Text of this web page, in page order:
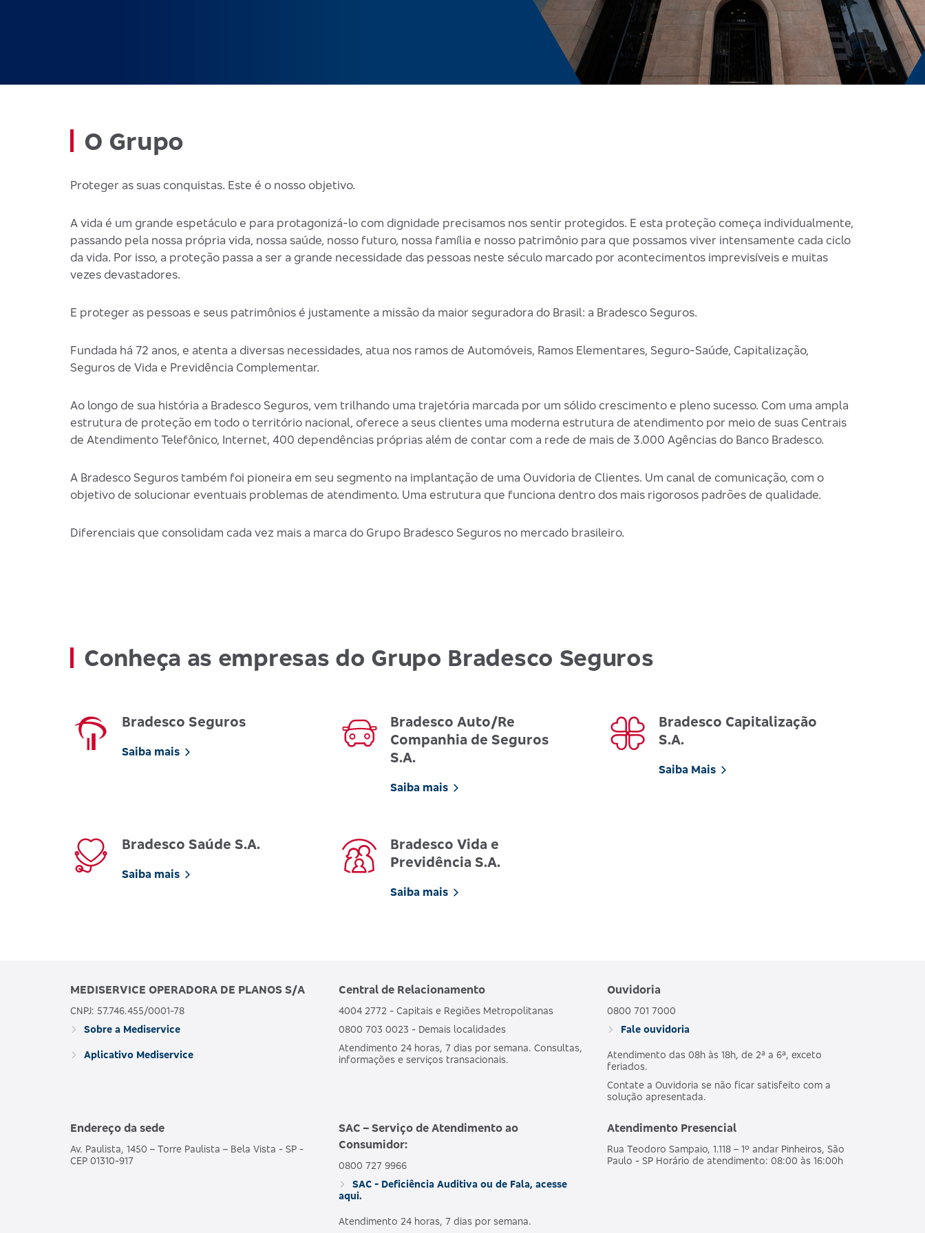
O Grupo
Proteger as suas conquistas. Este é o nosso objetivo.
A vida é um grande espetáculo e para protagonizá-lo com dignidade precisamos nos sentir protegidos. E esta proteção começa individualmente,
passando pela nossa própria vida, nossa saúde, nosso futuro, nossa família e nosso patrimônio para que possamos viver intensamente cada ciclo
da vida. Por isso, a proteção passa a ser a grande necessidade das pessoas neste século marcado por acontecimentos imprevisíveis e muitas
vezes devastadores.
E proteger as pessoas e seus patrimônios é justamente a missão da maior seguradora do Brasil: a Bradesco Seguros.
Fundada há 72 anos, e atenta a diversas necessidades, atua nos ramos de Automóveis, Ramos Elementares, Seguro-Saúde, Capitalização,
Seguros de Vida e Previdência Complementar.
Ao longo de sua história a Bradesco Seguros, vem trilhando uma trajetória marcada por um sólido crescimento e pleno sucesso. Com uma ampla
estrutura de proteção em todo o território nacional, oferece a seus clientes uma moderna estrutura de atendimento por meio de suas Centrais
de Atendimento Telefônico, Internet, 400 dependências próprias além de contar com a rede de mais de 3.000 Agências do Banco Bradesco.
A Bradesco Seguros também foi pioneira em seu segmento na implantação de uma Ouvidoria de Clientes. Um canal de comunicação, com o
objetivo de solucionar eventuais problemas de atendimento. Uma estrutura que funciona dentro dos mais rigorosos padrões de qualidade.
Diferenciais que consolidam cada vez mais a marca do Grupo Bradesco Seguros no mercado brasileiro.
Conheça as empresas do Grupo Bradesco Seguros
Bradesco Seguros
Saiba mais
Bradesco Auto/Re
Companhia de Seguros
S.A.
Saiba mais
Bradesco Capitalização
S.A.
Saiba Mais
Bradesco Saúde S.A.
Saiba mais
Bradesco Vida e
Previdência S.A.
Saiba mais
MEDISERVICE OPERADORA DE PLANOS S/A
CNPJ: 57.746.455/0001-78
Sobre a Mediservice
Aplicativo Mediservice
Central de Relacionamento
4004 2772 - Capitais e Regiões Metropolitanas
0800 703 0023 - Demais localidades
Atendimento 24 horas, 7 dias por semana. Consultas,
informações e serviços transacionais.
Ouvidoria
0800 701 7000
Fale ouvidoria
Atendimento das 08h às 18h, de 2ª a 6ª, exceto
feriados.
Contate a Ouvidoria se não ficar satisfeito com a
solução apresentada.
Endereço da sede
Av. Paulista, 1450 – Torre Paulista – Bela Vista - SP -
CEP 01310-917
SAC – Serviço de Atendimento ao
Consumidor:
0800 727 9966
SAC - Deficiência Auditiva ou de Fala, acesse
aqui.
Atendimento 24 horas, 7 dias por semana.
Atendimento Presencial
Rua Teodoro Sampaio, 1.118 – 1º andar Pinheiros, São
Paulo - SP Horário de atendimento: 08:00 às 16:00h